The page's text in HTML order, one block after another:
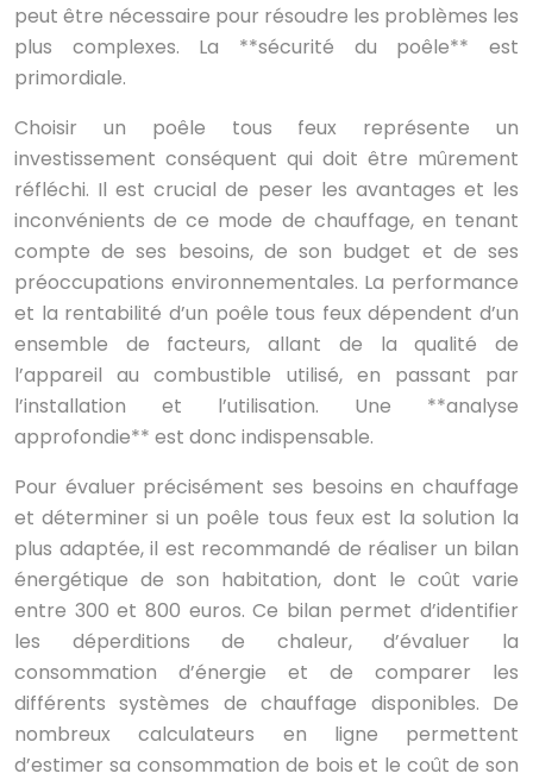
peut être nécessaire pour résoudre les problèmes les
plus complexes. La **sécurité du poêle** est
primordiale.
Choisir un poêle tous feux représente un
investissement conséquent qui doit être mûrement
réfléchi. Il est crucial de peser les avantages et les
inconvénients de ce mode de chauffage, en tenant
compte de ses besoins, de son budget et de ses
préoccupations environnementales. La performance
et la rentabilité d’un poêle tous feux dépendent d’un
ensemble de facteurs, allant de la qualité de
l’appareil au combustible utilisé, en passant par
l’installation et l’utilisation. Une **analyse
approfondie** est donc indispensable.
Pour évaluer précisément ses besoins en chauffage
et déterminer si un poêle tous feux est la solution la
plus adaptée, il est recommandé de réaliser un bilan
énergétique de son habitation, dont le coût varie
entre 300 et 800 euros. Ce bilan permet d’identifier
les déperditions de chaleur, d’évaluer la
consommation d’énergie et de comparer les
différents systèmes de chauffage disponibles. De
nombreux calculateurs en ligne permettent
d’estimer sa consommation de bois et le coût de son